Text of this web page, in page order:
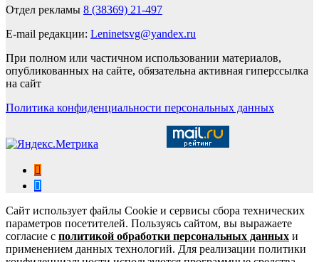
Отдел рекламы 8 (38369) 21-497
E-mail редакции: Leninetsvg@yandex.ru
При полном или частичном использовании материалов,
опубликованных на сайте, обязательна активная гиперссылка
на сайт
Политика конфиденциальности персональных данных
Сайт использует файлы Cookie и сервисы сбора технических
параметров посетителей. Пользуясь сайтом, вы выражаете
согласие с политикой обработки персональных данных и
применением данных технологий. Для реализации политики